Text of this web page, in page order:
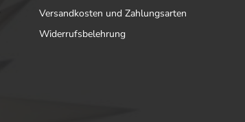
Versandkosten und Zahlungsarten
Widerrufsbelehrung